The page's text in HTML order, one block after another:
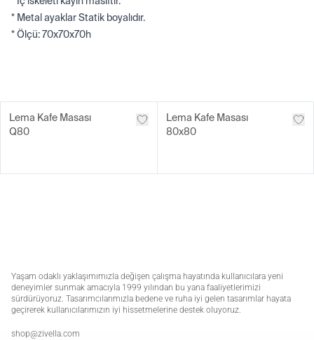
* Metal ayaklar Statik boyalıdır.
* Ölçü: 70x70x70h
Lema Kafe Masası
Q80
Lema Kafe Masası
80x80
Yaşam odaklı yaklaşımımızla değişen çalışma hayatında kullanıcılara yeni
deneyimler sunmak amacıyla 1999 yılından bu yana faaliyetlerimizi
sürdürüyoruz. Tasarımcılarımızla bedene ve ruha iyi gelen tasarımlar hayata
geçirerek kullanıcılarımızın iyi hissetmelerine destek oluyoruz.
shop@zivella.com